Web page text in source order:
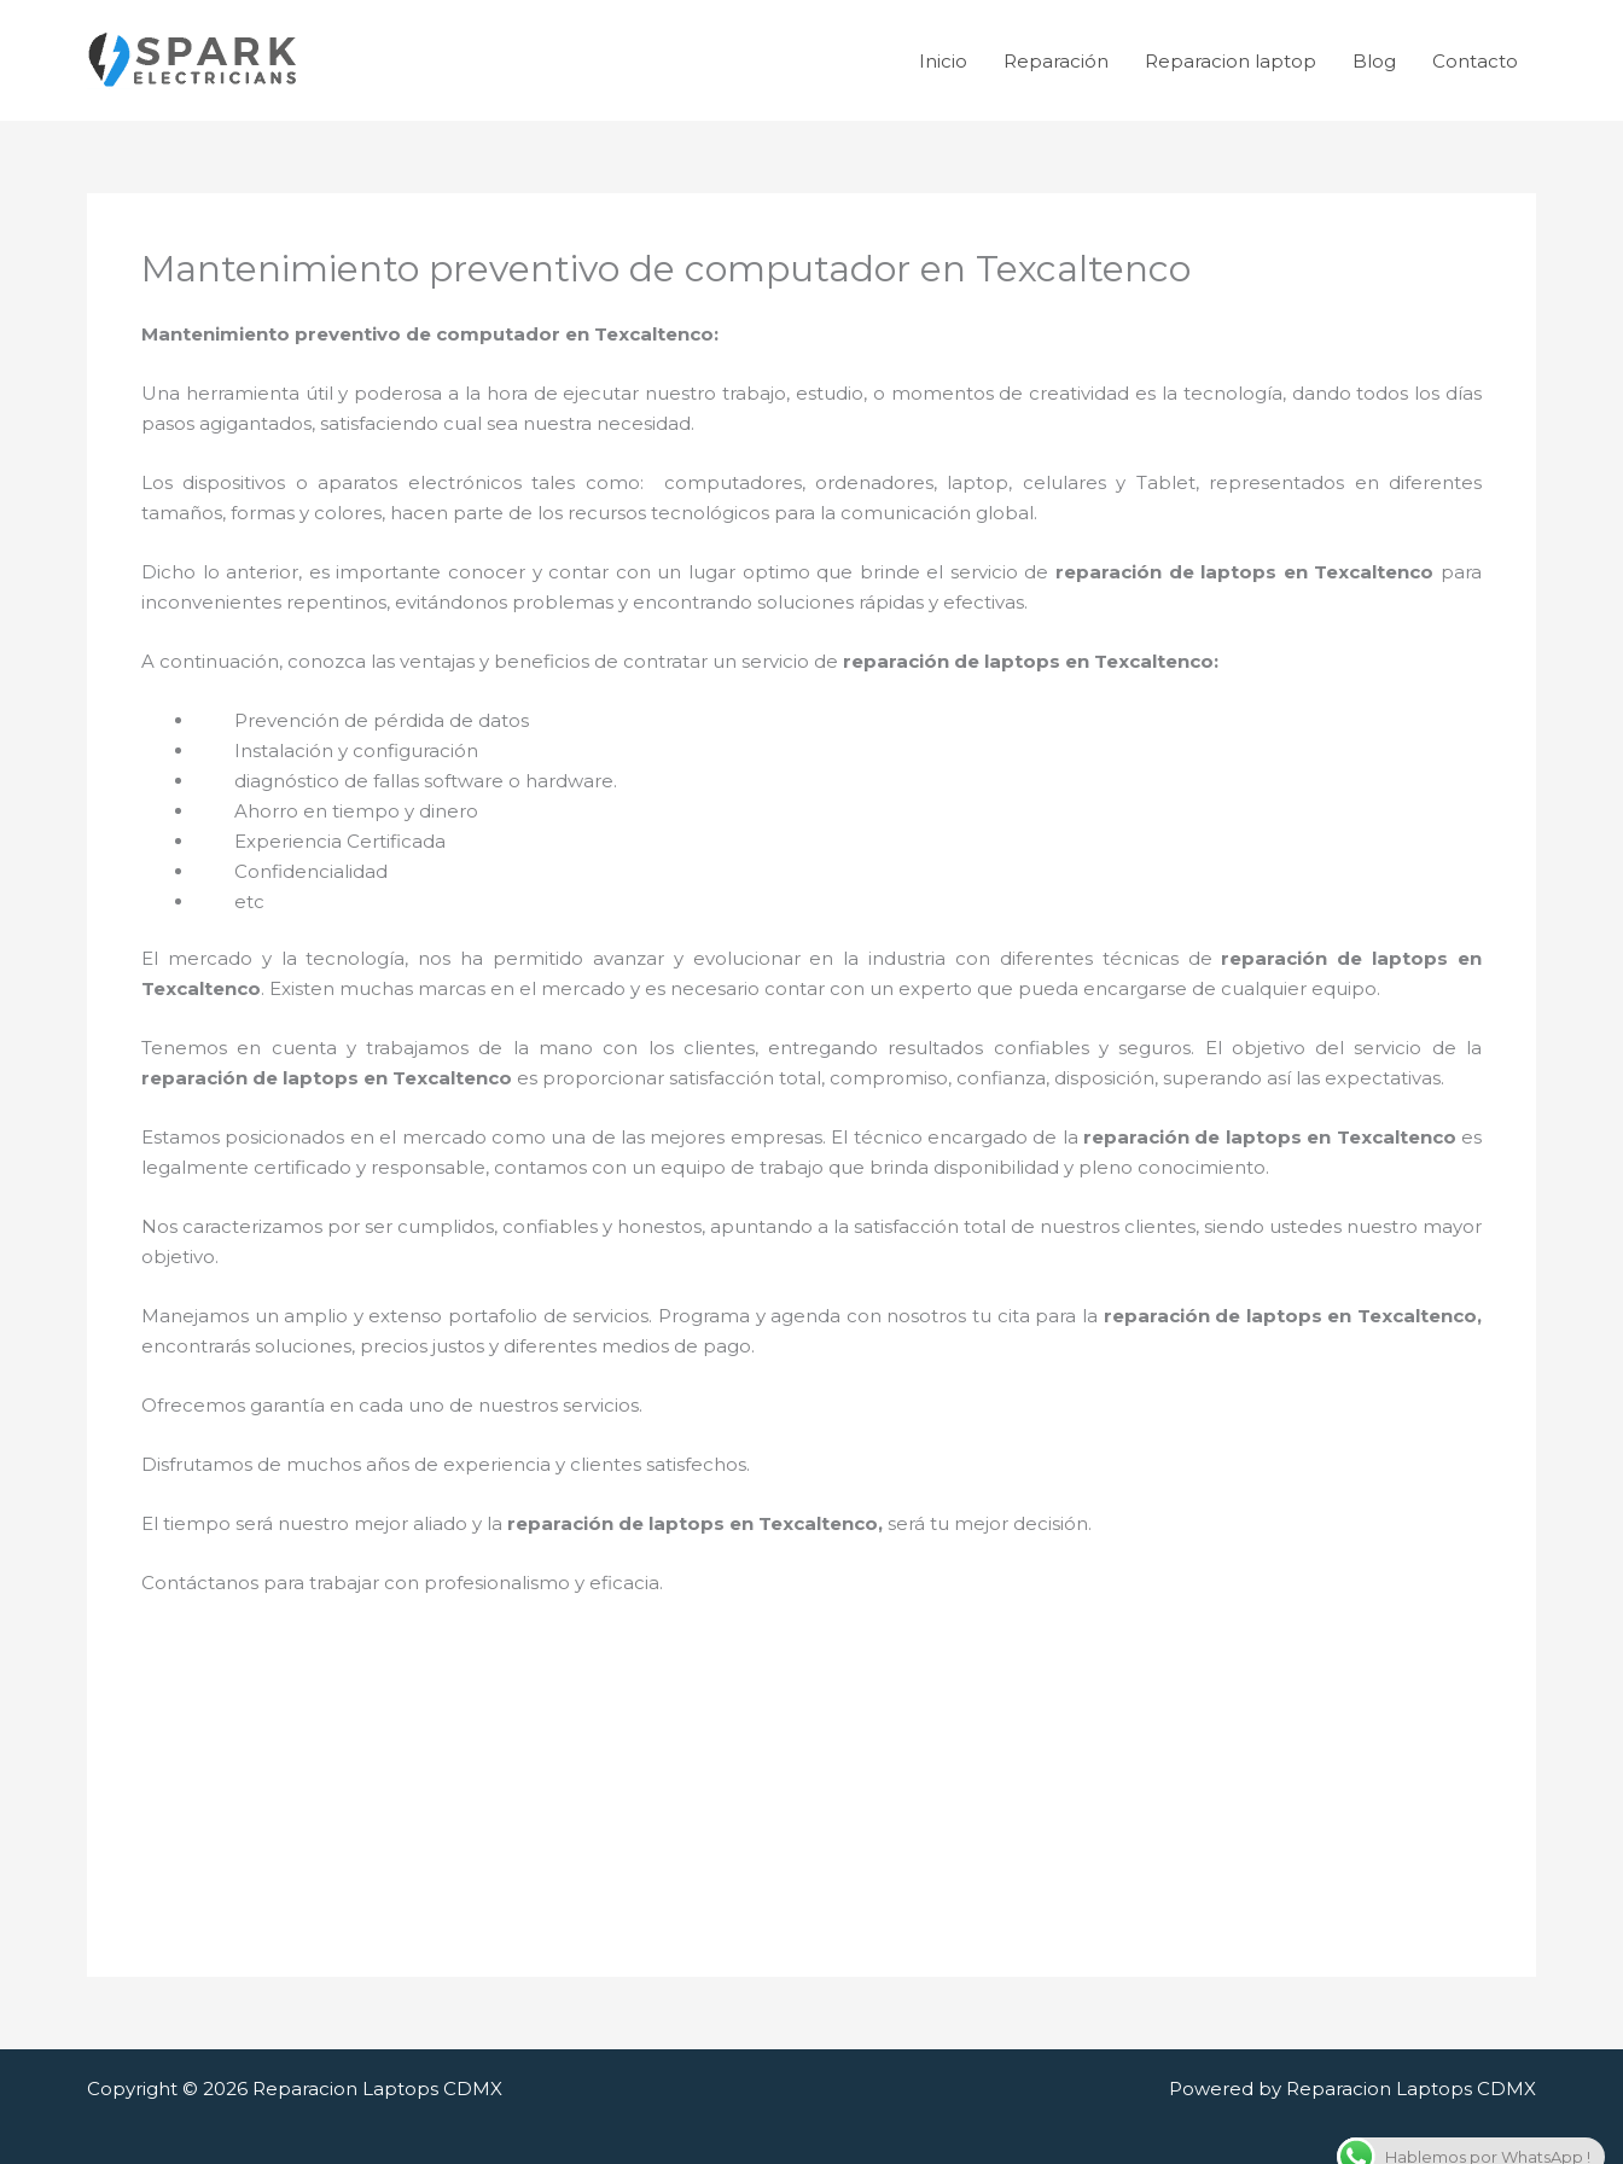
contenido
Inicio Reparación Reparacion laptop Blog Contacto
Mantenimiento preventivo de computador en Texcaltenco
Mantenimiento preventivo de computador en Texcaltenco:
Una herramienta útil y poderosa a la hora de ejecutar nuestro trabajo, estudio, o momentos de creatividad es la tecnología, dando todos los días
pasos agigantados, satisfaciendo cual sea nuestra necesidad.
Los dispositivos o aparatos electrónicos tales como: computadores, ordenadores, laptop, celulares y Tablet, representados en diferentes
tamaños, formas y colores, hacen parte de los recursos tecnológicos para la comunicación global.
Dicho lo anterior, es importante conocer y contar con un lugar optimo que brinde el servicio de reparación de laptops en Texcaltenco para
inconvenientes repentinos, evitándonos problemas y encontrando soluciones rápidas y efectivas.
A continuación, conozca las ventajas y beneficios de contratar un servicio de reparación de laptops en Texcaltenco:
Prevención de pérdida de datos
Instalación y configuración
diagnóstico de fallas software o hardware.
Ahorro en tiempo y dinero
Experiencia Certificada
Confidencialidad
etc
El mercado y la tecnología, nos ha permitido avanzar y evolucionar en la industria con diferentes técnicas de reparación de laptops en
Texcaltenco. Existen muchas marcas en el mercado y es necesario contar con un experto que pueda encargarse de cualquier equipo.
Tenemos en cuenta y trabajamos de la mano con los clientes, entregando resultados confiables y seguros. El objetivo del servicio de la
reparación de laptops en Texcaltenco es proporcionar satisfacción total, compromiso, confianza, disposición, superando así las expectativas.
Estamos posicionados en el mercado como una de las mejores empresas. El técnico encargado de la reparación de laptops en Texcaltenco es
legalmente certificado y responsable, contamos con un equipo de trabajo que brinda disponibilidad y pleno conocimiento.
Nos caracterizamos por ser cumplidos, confiables y honestos, apuntando a la satisfacción total de nuestros clientes, siendo ustedes nuestro mayor
objetivo.
Manejamos un amplio y extenso portafolio de servicios. Programa y agenda con nosotros tu cita para la reparación de laptops en Texcaltenco,
encontrarás soluciones, precios justos y diferentes medios de pago.
Ofrecemos garantía en cada uno de nuestros servicios.
Disfrutamos de muchos años de experiencia y clientes satisfechos.
El tiempo será nuestro mejor aliado y la reparación de laptops en Texcaltenco, será tu mejor decisión.
Contáctanos para trabajar con profesionalismo y eficacia.
Copyright © 2026 Reparacion Laptops CDMX Powered by Reparacion Laptops CDMX
Hablemos por WhatsApp !